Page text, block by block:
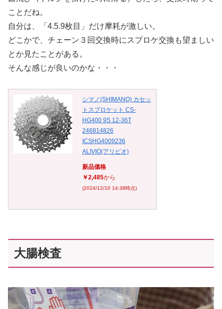
ことだね。
自分は、「4.5.9枚目」だけ摩耗が激しい。
どこかで、チェーン３回交換時にスプロケ交換も望ましい
とか見たことがある。
そんな感じが良いのかな・・・
シマノ(SHIMANO) カセッ
トスプロケット CS-
HG400 9S 12-36T
246814826
ICSHG4009236
ALIVIO(アリビオ)
新品価格
￥2,485から
(2024/12/10 14:38時点)
大腸検査